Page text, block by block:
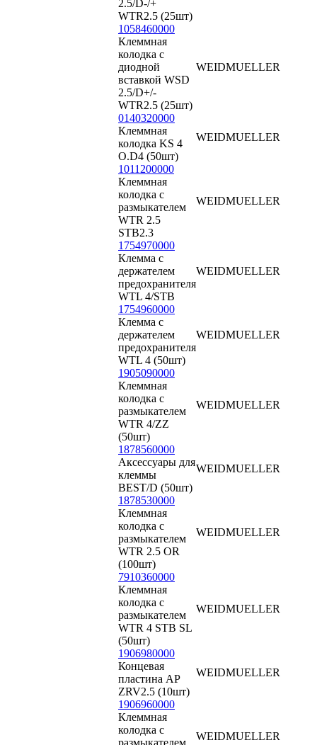
2.5/D-/+
WTR2.5 (25шт)
1058460000
Клеммная
колодка с
диодной
вставкой WSD
2.5/D+/-
WTR2.5 (25шт)
WEIDMUELLER
0140320000
Клеммная
колодка KS 4
O.D4 (50шт)
WEIDMUELLER
1011200000
Клеммная
колодка с
размыкателем
WTR 2.5
STB2.3
WEIDMUELLER
1754970000
Клемма с
держателем
предохранителя
WTL 4/STB
WEIDMUELLER
1754960000
Клемма с
держателем
предохранителя
WTL 4 (50шт)
WEIDMUELLER
1905090000
Клеммная
колодка с
размыкателем
WTR 4/ZZ
(50шт)
WEIDMUELLER
1878560000
Аксессуары для
клеммы
BEST/D (50шт)
WEIDMUELLER
1878530000
Клеммная
колодка с
размыкателем
WTR 2.5 OR
(100шт)
WEIDMUELLER
7910360000
Клеммная
колодка с
размыкателем
WTR 4 STB SL
(50шт)
WEIDMUELLER
1906980000
Концевая
пластина AP
ZRV2.5 (10шт)
WEIDMUELLER
1906960000
Клеммная
колодка с
размыкателем
WEIDMUELLER